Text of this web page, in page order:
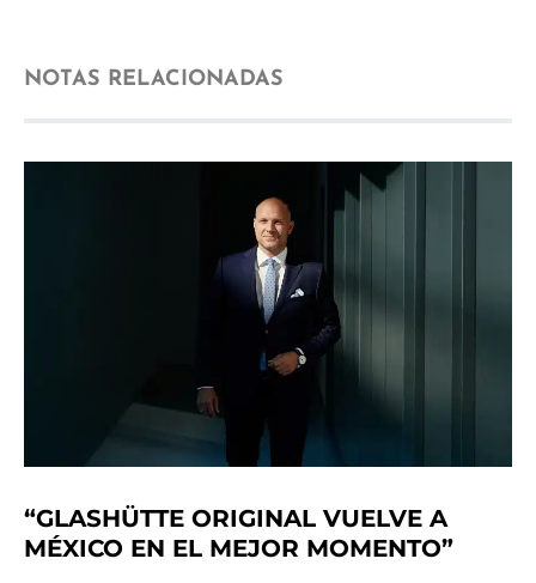
NOTAS RELACIONADAS
“GLASHÜTTE ORIGINAL VUELVE A
MÉXICO EN EL MEJOR MOMENTO”